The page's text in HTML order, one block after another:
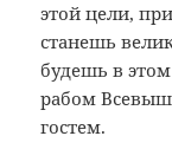
этой цели,
станешь
будешь в
рабом
гостем.